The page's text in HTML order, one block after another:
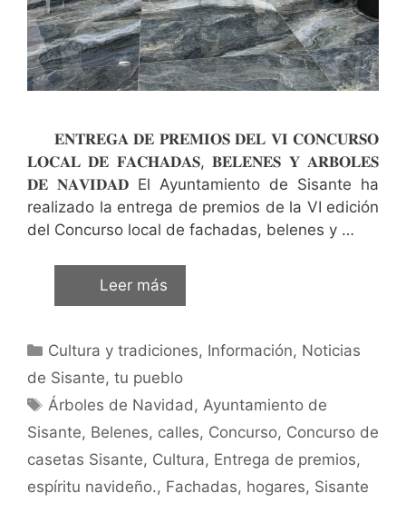
𝐄𝐍𝐓𝐑𝐄𝐆𝐀 𝐃𝐄 𝐏𝐑𝐄𝐌𝐈𝐎𝐒 𝐃𝐄𝐋 𝐕𝐈 𝐂𝐎𝐍𝐂𝐔𝐑𝐒𝐎
𝐋𝐎𝐂𝐀𝐋 𝐃𝐄 𝐅𝐀𝐂𝐇𝐀𝐃𝐀𝐒, 𝐁𝐄𝐋𝐄𝐍𝐄𝐒 𝐘 𝐀𝐑𝐁𝐎𝐋𝐄𝐒
𝐃𝐄 𝐍𝐀𝐕𝐈𝐃𝐀𝐃 El Ayuntamiento de Sisante ha
realizado la entrega de premios de la VI edición
del Concurso local de fachadas, belenes y …
Leer más
Cultura y tradiciones, Información, Noticias
de Sisante, tu pueblo
Árboles de Navidad , Ayuntamiento de
Sisante, Belenes, calles, Concurso, Concurso de
casetas Sisante, Cultura, Entrega de premios,
espíritu navideño., Fachadas, hogares, Sisante